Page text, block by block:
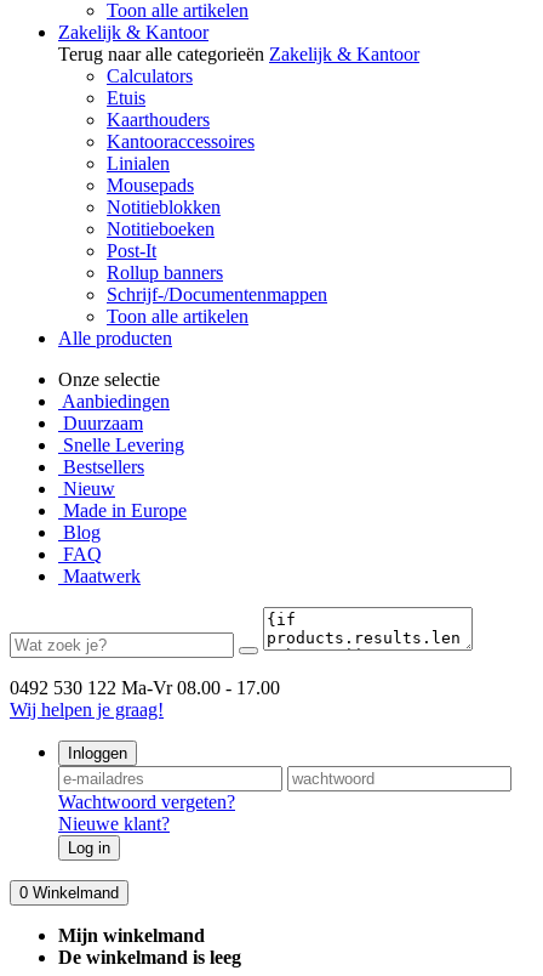
Toon alle artikelen
Zakelijk & Kantoor
Terug naar alle categorieën Zakelijk & Kantoor
Calculators
Etuis
Kaarthouders
Kantooraccessoires
Linialen
Mousepads
Notitieblokken
Notitieboeken
Post-It
Rollup banners
Schrijf-/Documentenmappen
Toon alle artikelen
Alle producten
Onze selectie
Aanbiedingen
Duurzaam
Snelle Levering
Bestsellers
Nieuw
Made in Europe
Blog
FAQ
Maatwerk
0492 530 122 Ma-Vr 08.00 - 17.00
Wij helpen je graag!
Inloggen
Wachtwoord vergeten?
Nieuwe klant?
Log in
0 Winkelmand
Mijn winkelmand
De winkelmand is leeg